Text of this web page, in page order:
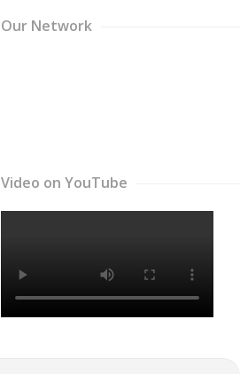
Our Network
Video on YouTube